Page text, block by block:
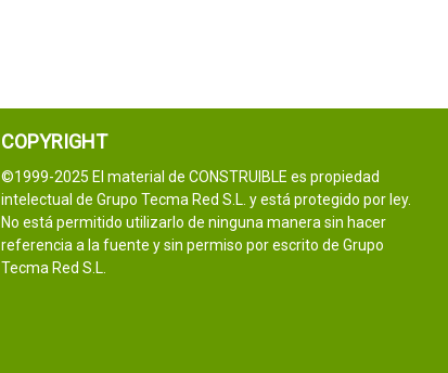
COPYRIGHT
©1999-2025 El material de CONSTRUIBLE es propiedad
intelectual de Grupo Tecma Red S.L. y está protegido por ley.
No está permitido utilizarlo de ninguna manera sin hacer
referencia a la fuente y sin permiso por escrito de Grupo
Tecma Red S.L.